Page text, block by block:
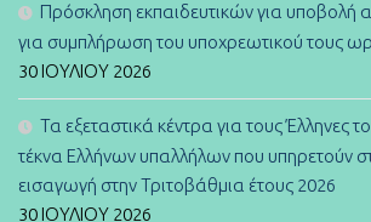
Πρόσκληση εκπαιδευτικών για υποβολή
για συμπλήρωση του υποχρεωτικού τους
30 ΙΟΥΛΊΟΥ 2026
Τα εξεταστικά κέντρα για τους Έλληνες
τέκνα Ελλήνων υπαλλήλων που υπηρετούν
εισαγωγή στην Τριτοβάθμια έτους 2026
30 ΙΟΥΛΊΟΥ 2026